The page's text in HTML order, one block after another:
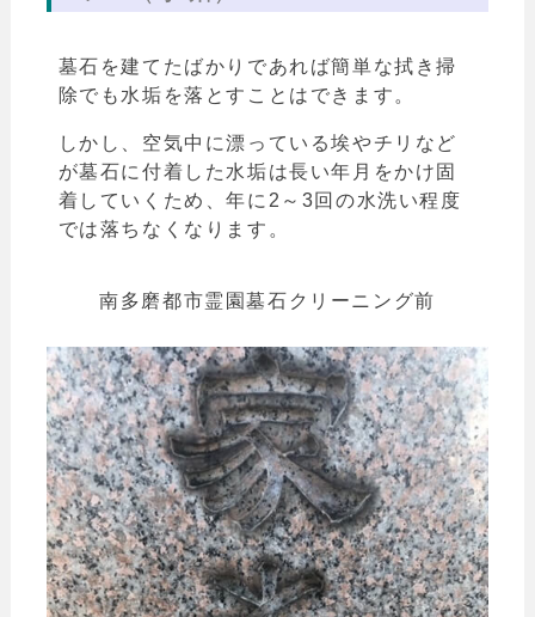
墓石を建てたばかりであれば簡単な拭き掃
除でも水垢を落とすことはできます。
しかし、空気中に漂っている埃やチリなど
が墓石に付着した水垢は長い年月をかけ固
着していくため、年に2～3回の水洗い程度
では落ちなくなります。
南多磨都市霊園墓石クリーニング前